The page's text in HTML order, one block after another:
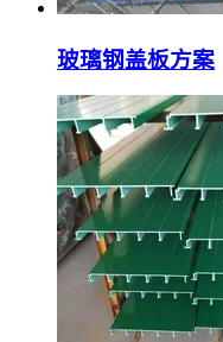
玻璃钢盖板方案